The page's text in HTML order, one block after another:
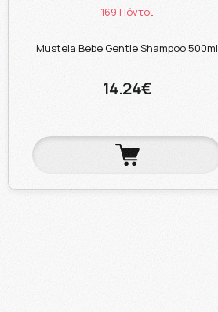
169 Πόντοι
Mustela Bebe Gentle Shampoo 500ml
14.24€